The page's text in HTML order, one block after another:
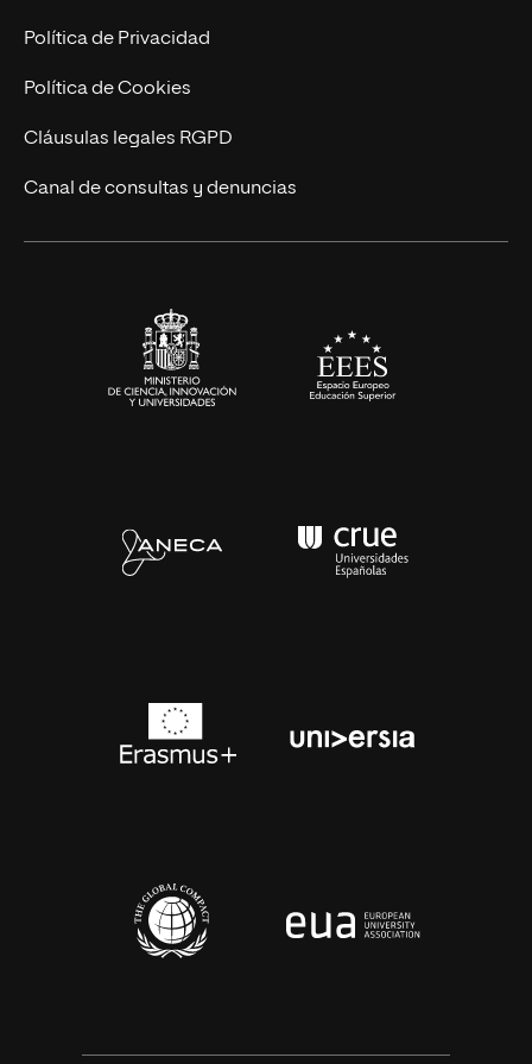
Postgrados
Cursos Universitarios
Trabaja en UNIR
Actualidad
UNIR Revista
Eventos
Política de Privacidad
Política de Cookies
Cláusulas legales RGPD
Canal de consultas y denuncias